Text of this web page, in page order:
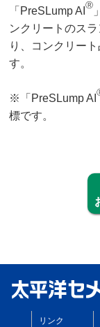
「PreSLump AI Ⓡ
ンクリートのス
り、コンクリー
す。
※「PreSLump AI
標です。
リンク